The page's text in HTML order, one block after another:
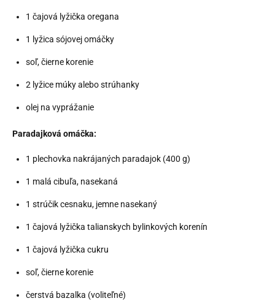
1 čajová lyžička oregana
1 lyžica sójovej omáčky
soľ, čierne korenie
2 lyžice múky alebo strúhanky
olej na vyprážanie
Paradajková omáčka:
1 plechovka nakrájaných paradajok (400 g)
1 malá cibuľa, nasekaná
1 strúčik cesnaku, jemne nasekaný
1 čajová lyžička talianskych bylinkových korenín
1 čajová lyžička cukru
soľ, čierne korenie
čerstvá bazalka (voliteľné)